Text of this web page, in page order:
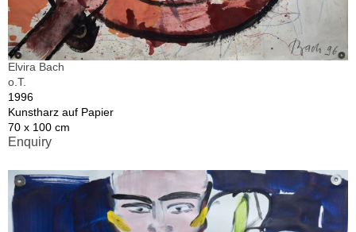
Elvira Bach
o.T.
1996
Kunstharz auf Papier
70 x 100 cm
Enquiry